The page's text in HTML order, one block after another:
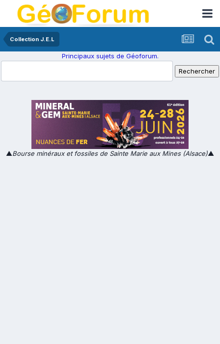
Collection J.E.L
Principaux sujets de Géoforum.
▲Bourse minéraux et fossiles de Sainte Marie aux Mines (Alsace)▲